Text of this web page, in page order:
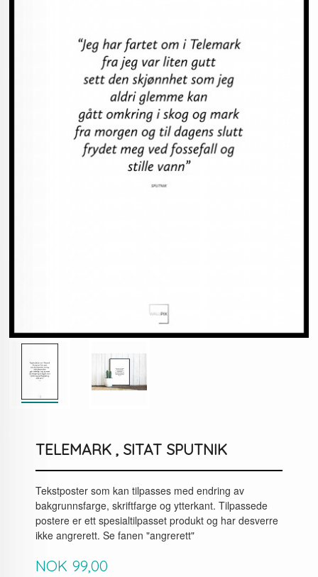
TELEMARK , SITAT SPUTNIK
Tekstposter som kan tilpasses med endring av
bakgrunnsfarge, skriftfarge og ytterkant. Tilpassede
postere er ett spesialtilpasset produkt og har desverre
ikke angrerett. Se fanen "angrerett"
Pris
NOK 99,00